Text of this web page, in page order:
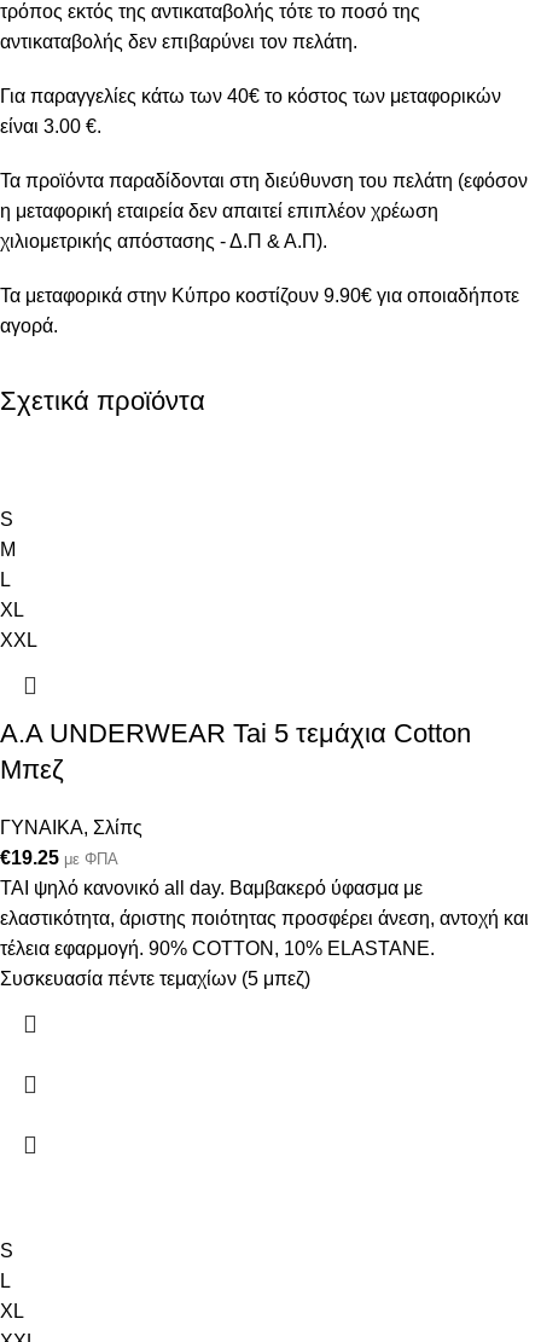
τρόπος εκτός της αντικαταβολής τότε το ποσό της
αντικαταβολής δεν επιβαρύνει τον πελάτη.
Για παραγγελίες κάτω των 40€ το κόστος των μεταφορικών
είναι 3.00 €.
Τα προϊόντα παραδίδονται στη διεύθυνση του πελάτη (εφόσον
η μεταφορική εταιρεία δεν απαιτεί επιπλέον χρέωση
χιλιομετρικής απόστασης - Δ.Π & Α.Π).
Τα μεταφορικά στην Κύπρο κοστίζουν 9.90€ για οποιαδήποτε
αγορά.
Σχετικά προϊόντα
S
M
L
XL
XXL
A.A UNDERWEAR Tai 5 τεμάχια Cotton
Μπεζ
ΓΥΝΑΙΚΑ, Σλίπς
€19.25 με ΦΠΑ
ΤΑΙ ψηλό κανονικό all day. Βαμβακερό ύφασμα με
ελαστικότητα, άριστης ποιότητας προσφέρει άνεση, αντοχή και
τέλεια εφαρμογή. 90% COTTON, 10% ELASTANE.
Συσκευασία πέντε τεμαχίων (5 μπεζ)
S
L
XL